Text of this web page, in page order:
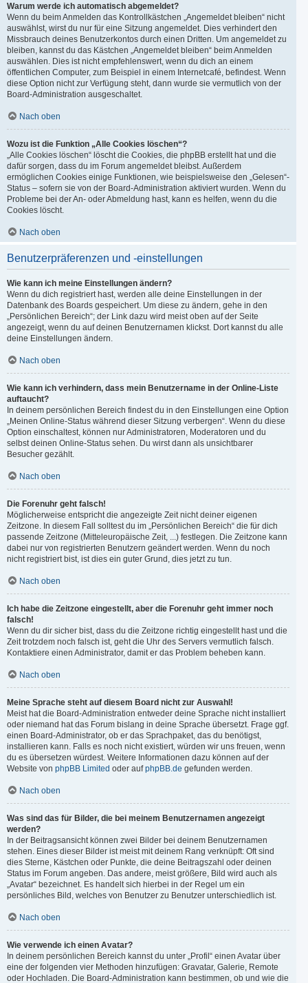
Warum werde ich automatisch abgemeldet?
Wenn du beim Anmelden das Kontrollkästchen „Angemeldet bleiben“ nicht
auswählst, wirst du nur für eine Sitzung angemeldet. Dies verhindert den
Missbrauch deines Benutzerkontos durch einen Dritten. Um angemeldet zu
bleiben, kannst du das Kästchen „Angemeldet bleiben“ beim Anmelden
auswählen. Dies ist nicht empfehlenswert, wenn du dich an einem
öffentlichen Computer, zum Beispiel in einem Internetcafé, befindest. Wenn
diese Option nicht zur Verfügung steht, dann wurde sie vermutlich von der
Board-Administration ausgeschaltet.
Nach oben
Wozu ist die Funktion „Alle Cookies löschen“?
„Alle Cookies löschen“ löscht die Cookies, die phpBB erstellt hat und die
dafür sorgen, dass du im Forum angemeldet bleibst. Außerdem
ermöglichen Cookies einige Funktionen, wie beispielsweise den „Gelesen“-
Status – sofern sie von der Board-Administration aktiviert wurden. Wenn du
Probleme bei der An- oder Abmeldung hast, kann es helfen, wenn du die
Cookies löscht.
Nach oben
Benutzerpräferenzen und -einstellungen
Wie kann ich meine Einstellungen ändern?
Wenn du dich registriert hast, werden alle deine Einstellungen in der
Datenbank des Boards gespeichert. Um diese zu ändern, gehe in den
„Persönlichen Bereich“; der Link dazu wird meist oben auf der Seite
angezeigt, wenn du auf deinen Benutzernamen klickst. Dort kannst du alle
deine Einstellungen ändern.
Nach oben
Wie kann ich verhindern, dass mein Benutzername in der Online-Liste
auftaucht?
In deinem persönlichen Bereich findest du in den Einstellungen eine Option
„Meinen Online-Status während dieser Sitzung verbergen“. Wenn du diese
Option einschaltest, können nur Administratoren, Moderatoren und du
selbst deinen Online-Status sehen. Du wirst dann als unsichtbarer
Besucher gezählt.
Nach oben
Die Forenuhr geht falsch!
Möglicherweise entspricht die angezeigte Zeit nicht deiner eigenen
Zeitzone. In diesem Fall solltest du im „Persönlichen Bereich“ die für dich
passende Zeitzone (Mitteleuropäische Zeit, ...) festlegen. Die Zeitzone kann
dabei nur von registrierten Benutzern geändert werden. Wenn du noch
nicht registriert bist, ist dies ein guter Grund, dies jetzt zu tun.
Nach oben
Ich habe die Zeitzone eingestellt, aber die Forenuhr geht immer noch
falsch!
Wenn du dir sicher bist, dass du die Zeitzone richtig eingestellt hast und die
Zeit trotzdem noch falsch ist, geht die Uhr des Servers vermutlich falsch.
Kontaktiere einen Administrator, damit er das Problem beheben kann.
Nach oben
Meine Sprache steht auf diesem Board nicht zur Auswahl!
Meist hat die Board-Administration entweder deine Sprache nicht installiert
oder niemand hat das Forum bislang in deine Sprache übersetzt. Frage ggf.
einen Board-Administrator, ob er das Sprachpaket, das du benötigst,
installieren kann. Falls es noch nicht existiert, würden wir uns freuen, wenn
du es übersetzen würdest. Weitere Informationen dazu können auf der
Website von phpBB Limited oder aufphpBB.de gefunden werden.
Nach oben
Was sind das für Bilder, die bei meinem Benutzernamen angezeigt
werden?
In der Beitragsansicht können zwei Bilder bei deinem Benutzernamen
stehen. Eines dieser Bilder ist meist mit deinem Rang verknüpft: Oft sind
dies Sterne, Kästchen oder Punkte, die deine Beitragszahl oder deinen
Status im Forum angeben. Das andere, meist größere, Bild wird auch als
„Avatar“ bezeichnet. Es handelt sich hierbei in der Regel um ein
persönliches Bild, welches von Benutzer zu Benutzer unterschiedlich ist.
Nach oben
Wie verwende ich einen Avatar?
In deinem persönlichen Bereich kannst du unter „Profil“ einen Avatar über
eine der folgenden vier Methoden hinzufügen: Gravatar, Galerie, Remote
oder Hochladen. Die Board-Administration kann bestimmen, ob und wie die